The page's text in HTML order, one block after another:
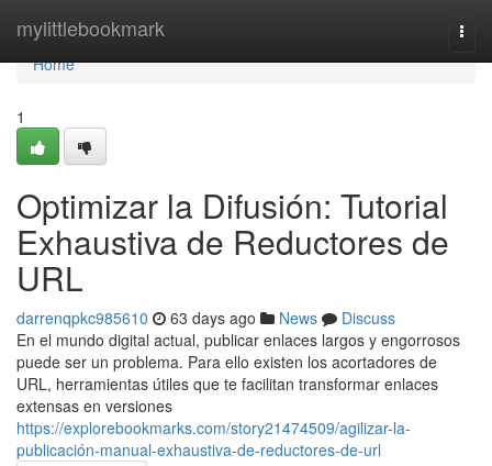
mylittlebookmark
Home
Home
1
Optimizar la Difusión: Tutorial
Exhaustiva de Reductores de
URL
darrenqpkc985610 63 days ago News
Discuss
En el mundo digital actual, publicar enlaces largos y engorrosos
puede ser un problema. Para ello existen los acortadores de
URL, herramientas útiles que te facilitan transformar enlaces
extensas en versiones
https://explorebookmarks.com/story21474509/agilizar-la-
publicación-manual-exhaustiva-de-reductores-de-url